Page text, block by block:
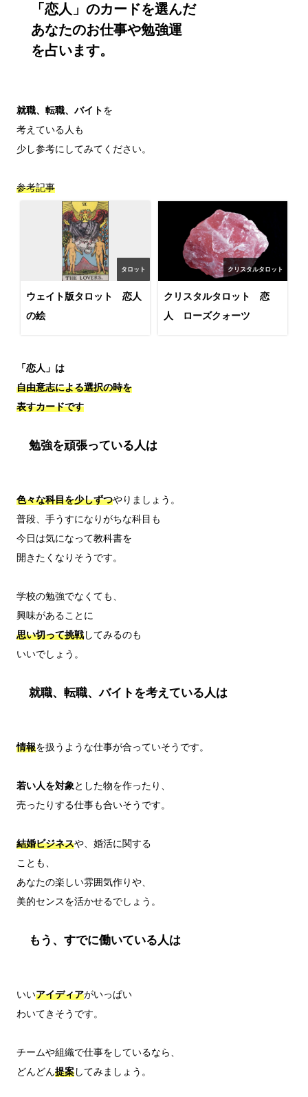
「恋人」のカードを選んだ
あなたのお仕事や勉強運
を占います。
就職、転職、バイトを
考えている人も
少し参考にしてみてください。
参考記事
タロット
ウェイト版タロット 恋人
の絵
クリスタルタロット
クリスタルタロット 恋
人 ローズクォーツ
「恋人」は
自由意志による選択の時を
表すカードです
勉強を頑張っている人は
色々な科目を少しずつやりましょう。
普段、手うすになりがちな科目も
今日は気になって教科書を
開きたくなりそうです。
学校の勉強でなくても、
思い切って挑戦してみるのも
就職、転職、バイトを考えている人は
情報を扱うような仕事が合っていそうです。
若い人を対象とした物を作ったり、
売ったりする仕事も合いそうです。
結婚ビジネスや、婚活に関する
ことも、
あなたの楽しい雰囲気作りや、
もう、すでに働いている人は
いいアイディアがいっぱい
わいてきそうです。
チームや組織で仕事をしているなら、
どんどん提案してみましょう。